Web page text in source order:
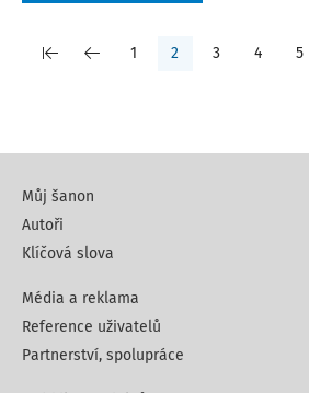
1 2 3 4 5
Můj šanon
Autoři
Klíčová slova
Média a reklama
Reference uživatelů
Partnerství, spolupráce